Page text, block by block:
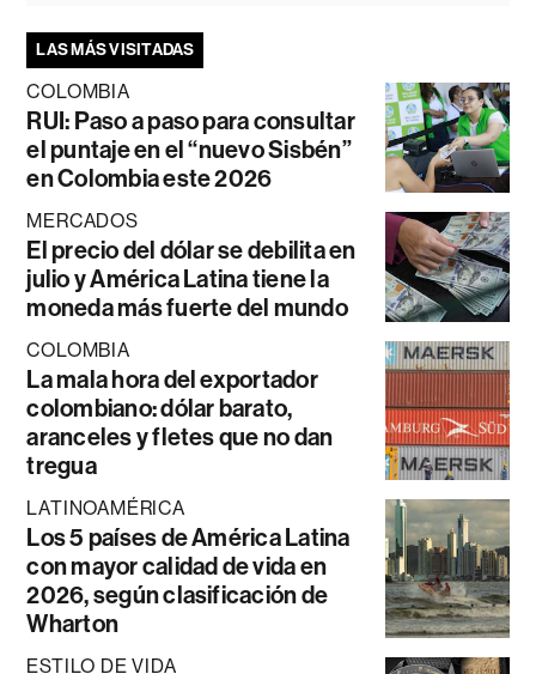
LAS MÁS VISITADAS
COLOMBIA
RUI: Paso a paso para consultar
el puntaje en el “nuevo Sisbén”
en Colombia este 2026
MERCADOS
El precio del dólar se debilita en
julio y América Latina tiene la
moneda más fuerte del mundo
COLOMBIA
La mala hora del exportador
colombiano: dólar barato,
aranceles y fletes que no dan
tregua
LATINOAMÉRICA
Los 5 países de América Latina
con mayor calidad de vida en
2026, según clasificación de
Wharton
ESTILO DE VIDA